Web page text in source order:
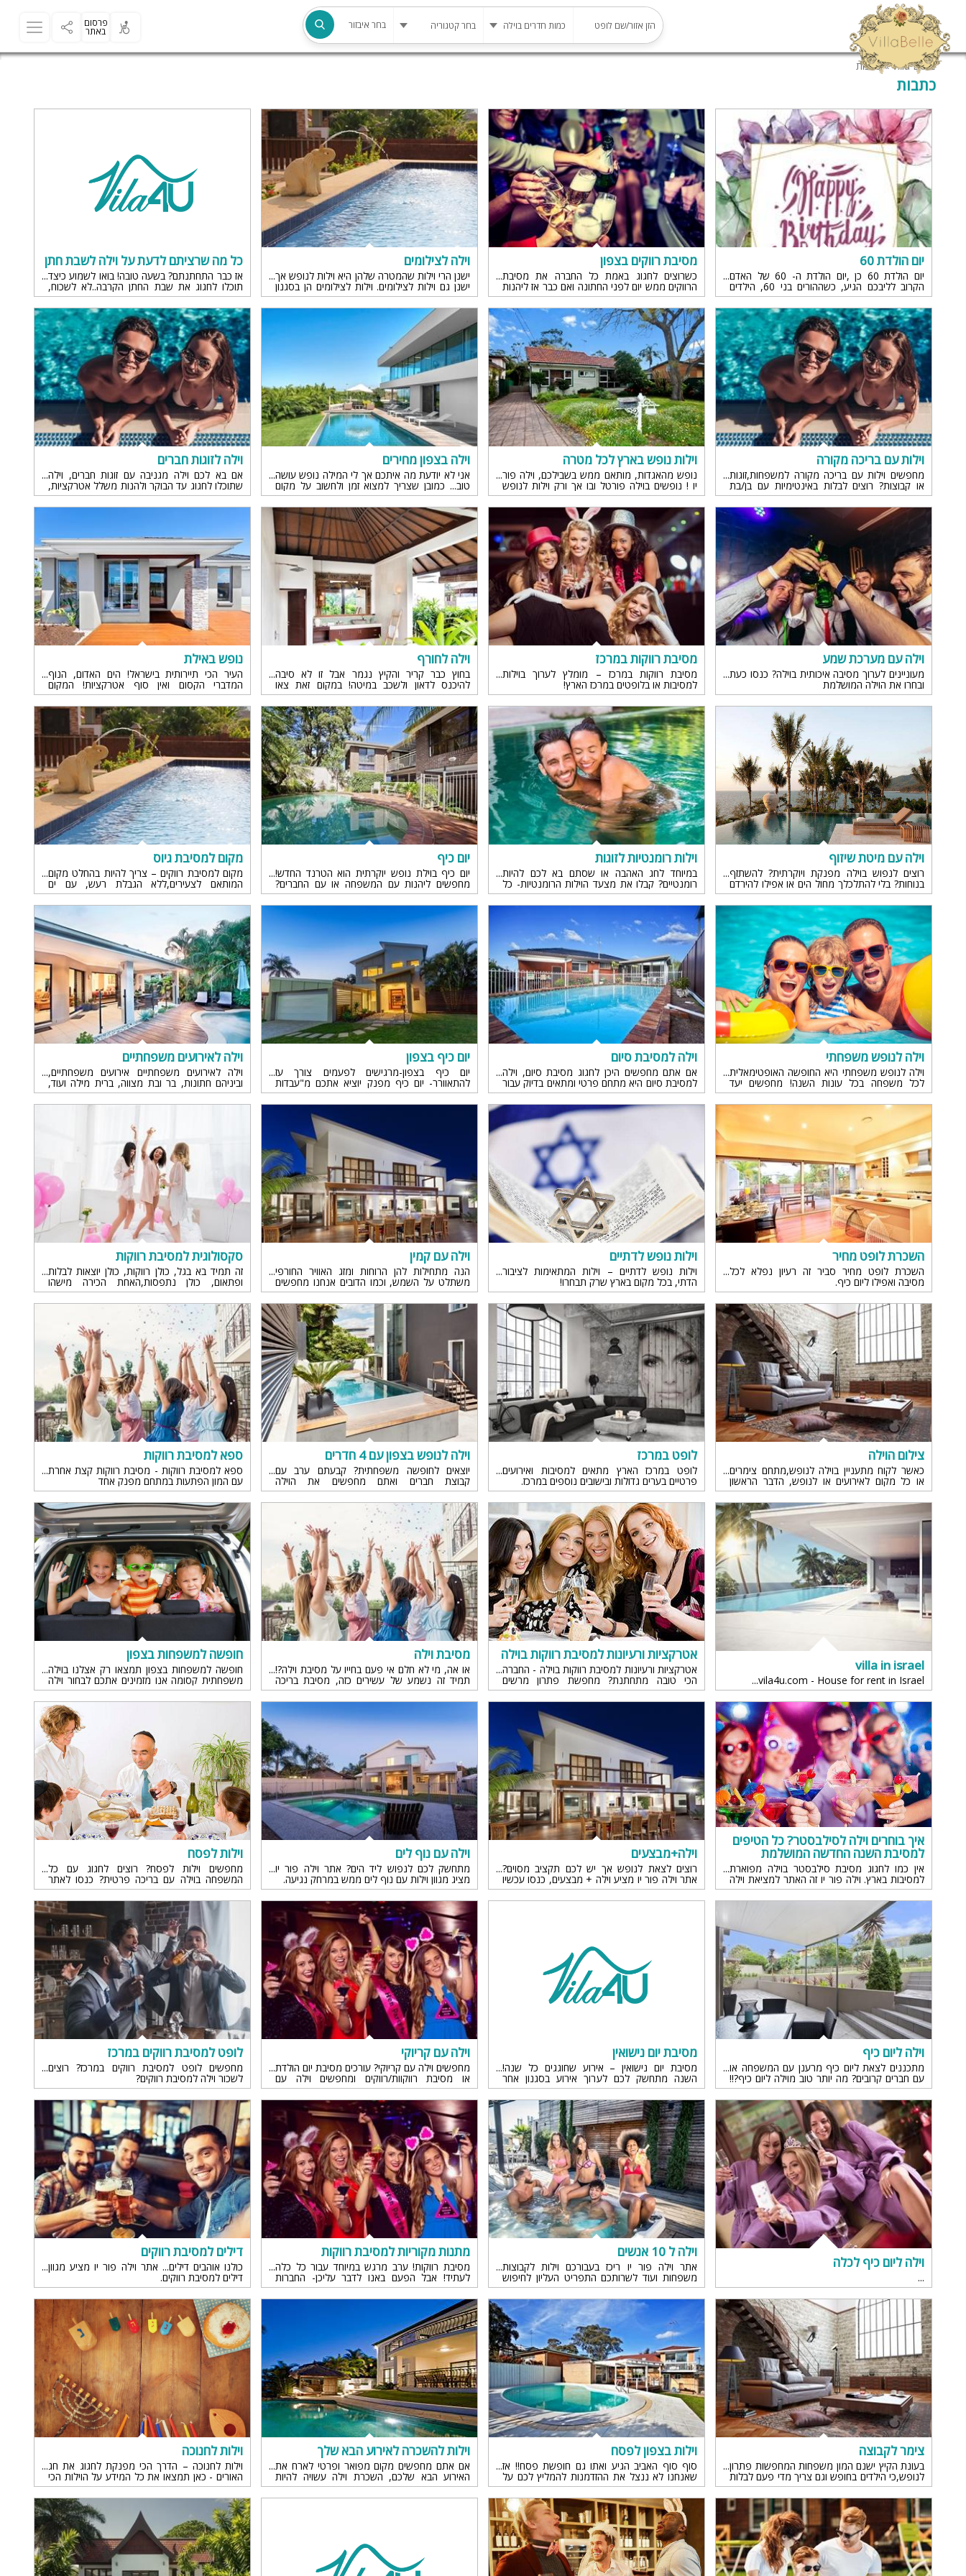
פרסום
באתר
בחר איבזור
בריכה
בריכה מחוממת
פינת מנגל
להשכרה
סאונה
קריוקי
גקוזי
שולחן סנוקר
פלייסטיישן
Xbox
ארוחת בוקר
שולחן פוקר
מקרן
קבוצות גדולות
בריכה מקורה
מסך lcd
מרפסת
מטבח
משפחות
גדולות
מיטה זוגית
פינת אוכל
wifi
hot
מחירים
בזול
בתי נופש
הוקי אוויר
חדר קולנוע
שף
נוף
ספא
עמדת טעינה
לרכב חשמלי
Villa Belle
»כתבות
כתבות
יום הולדת 60
יום הולדת 60 כן ,יום הולדת ה- 60 של האדם
הקרוב לליבכם הגיע, כשההורים בני 60, הילדים
בדרך כלל בדרך כלל מספיק גדולים בכדי לארגן
מסיבת יום הולדת גדולה.
מסיבת רווקים בצפון
כשרוצים לחגוג באמת כל החברה את מסיבת
הרווקים ממש יום לפני החתונה ואם כבר אז ליהנות
ממנו גם כערב גיבוש ככה לכל החברה שלמעשה זו
הסיבה למסיבה במיוחד שהסיבה מקובלת בעיני
האשה ובעיני הגבר.
וילה לצילומים
ישנן הרי וילות שהמטרה שלהן היא וילות לנופש אך
ישנן גם וילות לצילומים. וילות לצילומים הן בסגנון
של וילות לנופש, מרוהטות ומעוצבות בייחודיות
ובפאר.
כל מה שרציתם לדעת על וילה לשבת חתן
אז כבר התחתנתם? בשעה טובה! בואו לשמוע כיצד
תוכלו לחגוג את שבת החתן הקרבה..לא לשכוח,
החגיגה לא נגמרת כל כך מהר
וילות עם בריכה מקורה
מחפשים וילות עם בריכה מקורה למשפחות,זוגות
או קבוצות? רוצים לבלות באינטימיות עם בן/בת
הזוג בוילה עם בריכה מחוממת ומקורה? כנסו כעת
וילות נופש בארץ לכל מטרה
נופש מהאגדות, מותאם ממש בשבילכם, וילה פור
יו ! נופשים בוילה פורטל ובו אך ורק וילות לנופש
רבות ומיוחדות, כל וילה מיוחדת ויוקרתית.
וילה בצפון מחירים
אני לא יודעת מה איתכם אך לי המילה נופש עושה
טוב... כמובן שצריך למצוא זמן ולחשוב על מקום
לנופש, אבל מספיק שהנושא עולה ומתחילים
לחפש מקום ותאריך, אפשר לנשום לרווחה...
וילה לזוגות חברים
אם בא לכם וילה מגניבה עם זוגות חברים, וילה
שתוכלו לחגוג עד הבוקר ולהנות משלל אטרקציות,
יש לנו את הוילה המושלמת עברוכם!
וילה עם מערכת שמע
מעוניינים לערוך מסיבה איכותית בוילה? כנסו כעת
ובחרו את הוילה המושלמת
מסיבת רווקות במרכז
מסיבת רווקות במרכז – מומלץ לערוך בוילות
למסיבות או בלופטים במרכז הארץ!
וילה לחורף
בחוץ כבר קריר והקיץ נגמר אבל זו לא סיבה
להיכנס לדאון ולשכב במיטה! במקום זאת צאו
לנופש מושלם בוילה עם פינוקים ובליווי החברים
והמשפחה
נופש באילת
העיר הכי תיירותית בישראל! הים האדום, הנוף
המדברי הקסום ואין סוף אטרקציות! המקום
המושלם שקנה לעצמו שם עולמי
וילה עם מיטת שיזוף
רוצים לנפוש בוילה מפנקת ויוקרתית? להשתזף
בנוחות? בלי להתלכלך מחול הים או אפילו להירדם
תחת הצל? אל תחשבו המון.. השכירו עוד היום וילה
עם מיטת שיזוף.
וילות רומנטיות לזוגות
במיוחד לחג האהבה או שסתם בא לכם להיות
רומנטיים? קבלו את מצעד הוילות הרומנטיות- כל
מה שצריך לדעת על חופשה רומנטית
יום כיף
יום כיף בוילת נופש יוקרתית הוא הטרנד החדש!
מחפשים ליהנות עם המשפחה או עם החברים?
צאו ליום כיף בוילה עם בריכה ומתקני ספא
מפנקים...
מקום למסיבת גיוס
מקום למסיבת רווקים – צריך להיות בהחלט מקום
המותאם לצעירים,ללא הגבלת רעש, עם ים
פינוקים!
וילה לנופש משפחתי
וילה לנופש משפחתי היא החופשה האופטימאלית
לכל משפחה בכל עונות השנה! מחפשים יעד
לנופש משפחתי? מעוניינים לנפוש ב- וילה
למשפחות? הקליקו כאן למידע בנושא...
וילה למסיבת סיום
אם אתם מחפשים היכן לחגוג מסיבת סיום, וילה
למסיבת סיום היא מתחם פרטי ומתאים בדיוק עבור
המסיבה שלכם! לפרטים ומבחר וילות כנסו כאן
לוילה פור יו...
יום כיף בצפון
יום כיף בצפון-מרגישים לפעמים צורך עז
להתאוורר- יום כיף מפנק יוציא אתכם מ"עבדות
לחירות" ליום כיף בצפון לחצו כאן...
וילה לאירועים משפחתיים
וילה לאירועים משפחתיים אירועים משפחתיים,
וביניהם חתונות, בר ובת מצווה, ברית מילה ועוד,
לרוב, נחגגים במתכונת...
השכרת לופט מחיר
השכרת לופט מחיר סביר זה רעיון נפלא לכל
מסיבה ואפילו ליום כיף.
וילות נופש לדתיים
וילות נופש לדתיים – וילות המתאימות לציבור
הדתי, בכל מקום בארץ שרק תבחרו!
וילה עם קמין
הנה מתחילות להן הרוחות ומזג האוויר החורפי
משתלט על השמש, וכמו הדובים אנחנו מחפשים
רק חום ולהתכרבל..החלום של כולנו הוא לישון כל
החורף ולהתעורר בקיץ,נכון?
סקסולוגית למסיבת רווקות
זה תמיד בא בגל, כולן רווקות, כולן יוצאות לבלות
ופתאום, כולן נתפסות,האחת הכירה מישהו
בפאב,השנייה הכירו לה אותו, ולכולן יש חבר...
צילום הוילה
כאשר לקוח מתעניין בוילה לנופש,מתחם צימרים
או כל מקום לאירועים או לנופש, הדבר הראשון
שהוא ייחשף אליו הם התמונות שלכם באתר
האינטרנט ולכן חשוב מאוד שהן יהיו מקצועיות
ומסודרות. ברגע שהתמונות לא טובות ולא חושפות
נכון את הוילה תמיד יטרידו השאלות: "יש טלוויזיה?
כמה חדרי שינה יש? המטבח מאובזר?הסלון מספיק
גדול?" לכן חשוב מאוד בתמונות להציג את הוילה
מזוויות טובות שבהם הלקוח יראה את מרכיבי הוילה
וגם ימצא עניין בהתאם לציפיותיו...
לופט במרכז
לופט במרכז הארץ מתאים למסיבות ואירועים
פרטיים בערים גדולות ובישובים נוספים במרכז.
וילה לנופש בצפון עם 4 חדרים
יוצאים לחופשה משפחתית? קבעתם ערב עם
קבוצת חברים ואתם מחפשים את הוילה
המתאימה? וילה עם 4 חדרים ויותר לנופש קבוצות
וחברים!
ספא למסיבת רווקות
ספא למסיבת רווקות - מסיבת רווקות קצת אחרת
עם המון הפתעות במתחם מפנק אחד
villa in israel
vila4u.com - House for rent in Israel
אטרקציות ורעיונות למסיבת רווקות בוילה
אטרקציות ורעיונות למסיבת רווקות בוילה - החברה
הכי טובה מתחתנת? מחפשת פתרון מרשים
לאירוע מסיבת הרווקות של אחותך? אל דאגה, לא
צריך לשבור את הראש!
מסיבת וילה
או אה, מי לא חלם אי פעם בחייו על מסיבת וילה?!
תמיד זה נשמע של עשירים כזה, מסיבת בריכה
בקיסריה,או בכל מקום אחר, מסיבת פרטית שלא
כל אדם יכול להיכנס אליה , נשמע חלום אה?
חופשה למשפחות בצפון
חופשה למשפחות בצפון תמצאו רק אצלנו בוילה
משפחתית קסומה אנו מזמינים אתכם לבחור וילה
משפחתית מבצעים והנחות לגולש
איך בוחרים וילה לסילבסטר? כל הטיפים
למסיבת השנה החדשה המושלמת
אין כמו לחגוג מסיבת סילבסטר בוילה מפוארת
למסיבות בארץ. וילה פור יו זה האתר למציאת וילה
מושלמת למסיבות! עלות, כמות ואטרקציות, הכל
כבר בפנים! כך תבחרו וילה לסילבסטר!
וילה+מבצעים
רוצים לצאת לנופש אך יש לכם תקציב מסוים?
אתר וילה פור יו מציע וילה + מבצעים, כנסו עכשיו
ובחרו וילה מתאימה...
וילה עם נוף לים
מתחשק לכם לנפוש ליד הים? אתר וילה פור יו
מציג מגוון וילות עם נוף לים ממש במרחק נגיעה.
וילות לפסח
מחפשים וילות לפסח? רוצים לחגוג עם כל
המשפחה בוילה עם בריכה פרטית? כנסו לאתר
vila4u.com ובחרו את וילה לחג פסח...
וילה ליום כיף
מתכננים לצאת ליום כיף מרענן עם המשפחה או
עם חברים קרובים? מה יותר טוב מוילה ליום כיף?!!
כן כן, וילה ליום כיף מעניקה לכם האורחים יום כיף
מקורי....
מסיבת יום נישואין
מסיבת יום נישואין – אירוע שחוגגים כל שנה!
השנה מתחשק לכם לערוך אירוע בסגנון אחר
ומפנק יותר? הקליקו כאן למבחר וילות למסיבת יום
נישואין....
וילה עם קריוקי
מחפשים וילה עם קריוקי? עורכים מסיבת יום הולדת
או מסיבת רווקוות/רווקים ומחפשים וילה עם
מערכת קריוקי? זה המקום בשבילכם
לופט למסיבת רווקים במרכז
מחפשים לופט למסיבת רווקים במרכז? רוצים
לשכור וילה למסיבת רווקים?
וילה ליום כיף לכלה
וילה ל 10 אנשים
אתר וילה פור יו ריכז בעבורכם וילות לקבוצות
משפחות ועוד לשרותכם התפריט העליון לחיפוש
ממוקד יותר.
מתנות מקוריות למסיבת רווקות
מסיבת רווקות! ערב מרגש במיוחד עבור כל כלה
לעתיד! אבל הפעם באנו לדבר עליכן- החברות
הטובות. הלחץ בהכנות, בחירת המתנה המושלמת
וכמובן ארגון והפקת הערב הופך לדי מלחיץ ככל
שהדרישות והציפיות מתגברות לשם כך הנה כמה
רעיונות שיקבלו עליכם, לפחות בעניין המתנה
דילים למסיבת רווקים
כולנו אוהבים דילים... אתר וילה פור יו מציע מגוון
דילים למסיבת רווקים.
צימר לקבוצה
בעונת הקיץ ישנם המון משפחות המחפשות פתרון
לנופש,כי הילדים בחופש וגם צריך מדי פעם לבלות
יחד כמשפחה,זו הזדמנות טובה ויש כמה אפשרויות
לנופש משפחתי כמו צימרים למשפחות או וילות
נופש עם אטרקציות לילדים.
וילות בצפון לפסח
סוף סוף האביב הגיע ואתו גם חופשת פסח!! אז
שאנחנו לא ננצל את ההזדמנות להמליץ לכם על
המקומות הכי שווים? קבלו את מצעד הוילות
והאטרקציות המומלצות בצפון
וילות להשכרה לאירוע הבא שלך
אם אתם מחפשים מקום מפואר ופרטי לארח את
האירוע הבא שלכם, השכרת וילה עשויה להיות
האופציה המושלמת עבורכם. וילות מציעות אירוח
מרווח, נופים מדהימים ושירותים ברמה הגבוהה
וילות לחנוכה
וילות לחנוכה – הדרך הכי מפנקת לחגוג את חג
האורים - כאן תמצאו את כל המידע על הוילות הכי
שוות בארץ לנופש מושלם ומפנק גם בחג החנוכה.